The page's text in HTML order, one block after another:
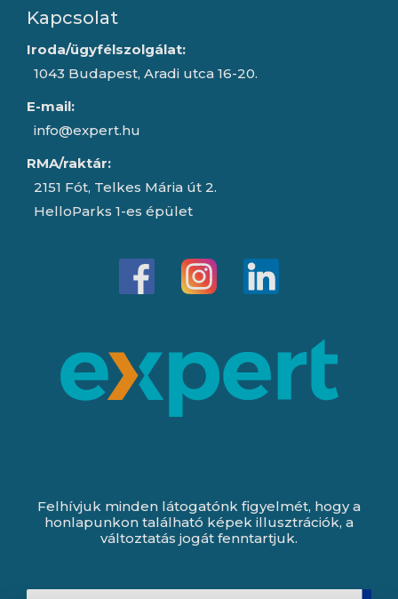
Kapcsolat
Iroda/ügyfélszolgálat:
1043 Budapest, Aradi utca 16-20.
E-mail:
info@expert.hu
RMA/raktár:
2151 Fót, Telkes Mária út 2.
HelloParks 1-es épület
Felhívjuk minden látogatónk figyelmét, hogy a
honlapunkon található képek illusztrációk, a
változtatás jogát fenntartjuk.